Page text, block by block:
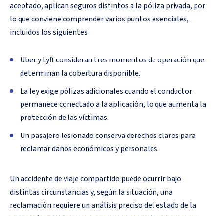
aceptado, aplican seguros distintos a la póliza privada, por
lo que conviene comprender varios puntos esenciales,
incluidos los siguientes:
Uber y Lyft consideran tres momentos de operación que
determinan la cobertura disponible.
La ley exige pólizas adicionales cuando el conductor
permanece conectado a la aplicación, lo que aumenta la
protección de las víctimas.
Un pasajero lesionado conserva derechos claros para
reclamar daños económicos y personales.
Un accidente de viaje compartido puede ocurrir bajo
distintas circunstancias y, según la situación, una
reclamación requiere un análisis preciso del estado de la